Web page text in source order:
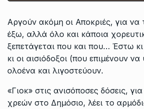
Αργούν ακόμη οι Αποκριές, για να
έξω, αλλά όλο και κάποια
ξεπετάγεται που και που… Έστω
κι οι αισιόδοξοι (που επιμένουν
ολοένα και λιγοστεύουν.
«Γιοκ» στις ανισόποσες δόσεις,
χρεών στο Δημόσιο, λέει το